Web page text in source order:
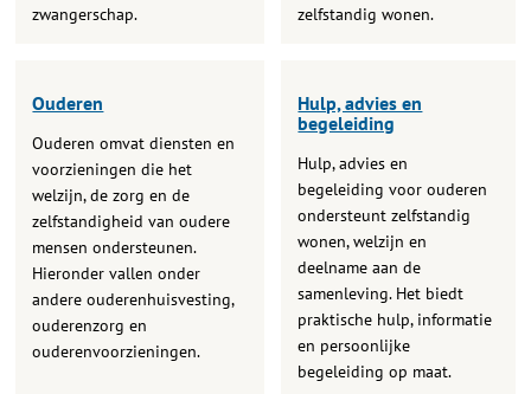
zwangerschap.
zelfstandig wonen.
Ouderen
Ouderen omvat diensten en
voorzieningen die het
welzijn, de zorg en de
zelfstandigheid van oudere
mensen ondersteunen.
Hieronder vallen onder
andere ouderenhuisvesting,
ouderenzorg en
ouderenvoorzieningen.
Hulp, advies en
begeleiding
Hulp, advies en
begeleiding voor ouderen
ondersteunt zelfstandig
wonen, welzijn en
deelname aan de
samenleving. Het biedt
praktische hulp, informatie
en persoonlijke
begeleiding op maat.